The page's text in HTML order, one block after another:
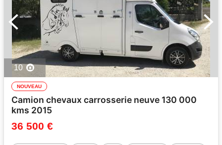
10
NOUVEAU
Camion chevaux carrosserie neuve 130 000
kms 2015
36 500 €